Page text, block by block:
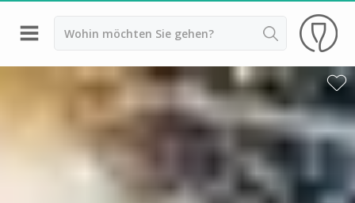
Zurück
Weingüter & Weinprobe Saint Emilion
Weingüter & Weinprobe Pessac Léognan
Weingüter & Weinprobe Sauternes
Weingüter & Weinprobe Medoc